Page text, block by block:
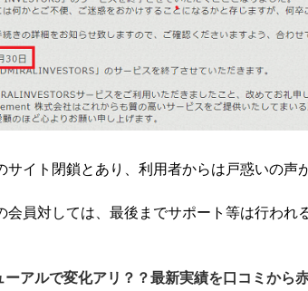
サイト閉鎖とあり、利用者からは戸惑いの声
会員対しては、最後までサポート等は行われ
アルで変化アリ？？最新実績を口コミから